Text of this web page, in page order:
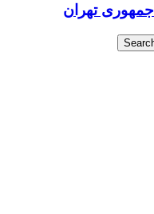
جمهوری تهران